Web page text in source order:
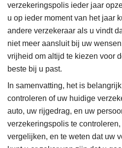
verzekeringspolis ieder jaar
u op ieder moment van het jaar
andere verzekeraar als u vindt
niet meer aansluit bij uw
vrijheid om altijd te kiezen voor
beste bij u past.
In samenvatting, het is
controleren of uw huidige
auto, uw rijgedrag, en uw
verzekeringspolis te
vergelijken, en te weten dat uw